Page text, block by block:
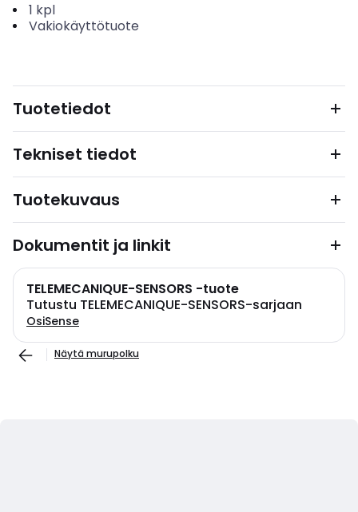
1 kpl
Vakiokäyttötuote
Tuotetiedot
Tekniset tiedot
Tuotekuvaus
Dokumentit ja linkit
TELEMECANIQUE-SENSORS -tuote
Tutustu TELEMECANIQUE-SENSORS-sarjaan
OsiSense
Näytä murupolku